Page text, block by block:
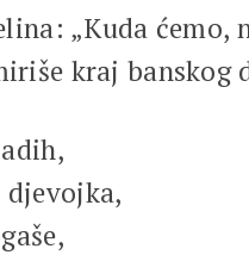
„Kuda
kraj banskog
djevojka,